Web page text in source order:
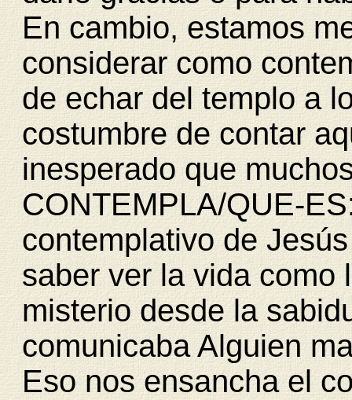
En cambio, estamos
considerar como
de echar del templo a
costumbre de contar
inesperado que
CONTEMPLA/QUE-ES
contemplativo de
saber ver la vida como
misterio desde la
comunicaba Alguien
Eso nos ensancha el